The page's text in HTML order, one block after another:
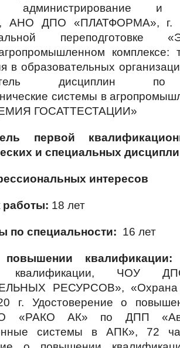
администрирование и
АНО ДПО «ПЛАТФОРМА», г.
переподготовке
комплексе:
в образовательных
дисциплин по
системы в
ГОСАТТЕСТАЦИИ»
первой
и специальных
интересов
18 лет
по специальности: 16 лет
квалификации, ЧОУ
РЕСУРСОВ», «Охрана
г. Удостоверение о
«РАКО АК» по ДПП
системы в АПК», 72